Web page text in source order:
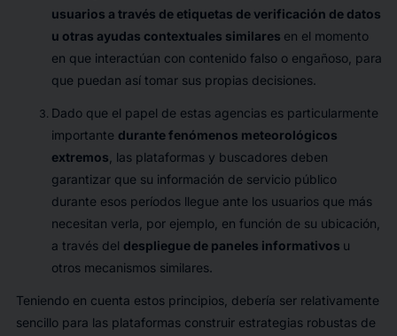
usuarios a través de etiquetas de verificación de datos
u otras ayudas contextuales similares en el momento
en que interactúan con contenido falso o engañoso, para
que puedan así tomar sus propias decisiones.
Dado que el papel de estas agencias es particularmente
importante durante fenómenos meteorológicos
extremos , las plataformas y buscadores deben
garantizar que su información de servicio público
durante esos períodos llegue ante los usuarios que más
necesitan verla, por ejemplo, en función de su ubicación,
a través del despliegue de paneles informativos u
otros mecanismos similares.
Teniendo en cuenta estos principios, debería ser relativamente
sencillo para las plataformas construir estrategias robustas de